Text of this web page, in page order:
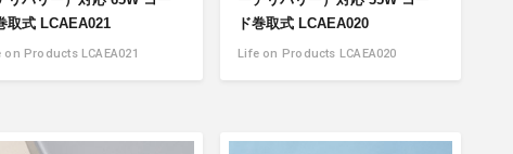
取式 LCAEA021
on Products LCAEA021
ド巻取式 LCAEA020
Life on Products LCAEA020